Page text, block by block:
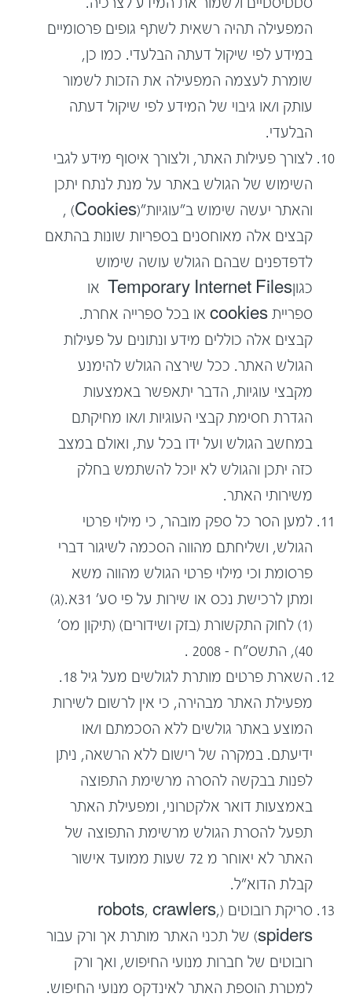
המפעילה תהיה רשאית לשתף גופים פרסומיים
במידע לפי שיקול דעתה הבלעדי. כמו כן,
שומרת לעצמה המפעילה את הזכות לשמור
עותק ו/או גיבוי של המידע לפי שיקול דעתה
הבלעדי.
לצורך פעילות האתר, ולצורך איסוף מידע לגבי
השימוש של הגולש באתר על מנת לנתח יתכן
והאתר יעשה שימוש ב"עוגיות"(Cookies) ,
קבצים אלה מאוחסנים בספריות שונות בהתאם
לדפדפנים שבהם הגולש עושה שימוש
כגוןTemporary Internet Files או
ספריית cookies או בכל ספרייה אחרת.
קבצים אלה כוללים מידע ונתונים על פעילות
הגולש האתר. ככל שירצה הגולש להימנע
מקבצי עוגיות, הדבר יתאפשר באמצעות
הגדרת חסימת קבצי העוגיות ו/או מחיקתם
במחשב הגולש ועל ידו בכל עת, ואולם במצב
כזה יתכן והגולש לא יוכל להשתמש בחלק
משירותי האתר.
למען הסר כל ספק מובהר, כי מילוי פרטי
הגולש, ושליחתם מהווה הסכמה לשיגור דברי
פרסומת וכי מילוי פרטי הגולש מהווה משא
ומתן לרכישת נכס או שירות על פי סע' 31א.(ג)
(1) לחוק התקשורת (בזק ושידורים) (תיקון מס'
40), התשס"ח – 2008 .
השארת פרטים מותרת לגולשים מעל גיל 18.
מפעילת האתר מבהירה, כי אין לרשום לשירות
המוצע באתר גולשים ללא הסכמתם ו/או
ידיעתם. במקרה של רישום ללא הרשאה, ניתן
לפנות בבקשה להסרה מרשימת התפוצה
באמצעות דואר אלקטרוני, ומפעילת האתר
תפעל להסרת הגולש מרשימת התפוצה של
האתר לא יאוחר מ 72 שעות ממועד אישור
קבלת הדוא"ל.
סריקת רובוטים (robots, crawlers,
spiders) של תכני האתר מותרת אך ורק עבור
רובוטים של חברות מנועי החיפוש, ואך ורק
למטרת הוספת האתר לאינדקס מנועי החיפוש.